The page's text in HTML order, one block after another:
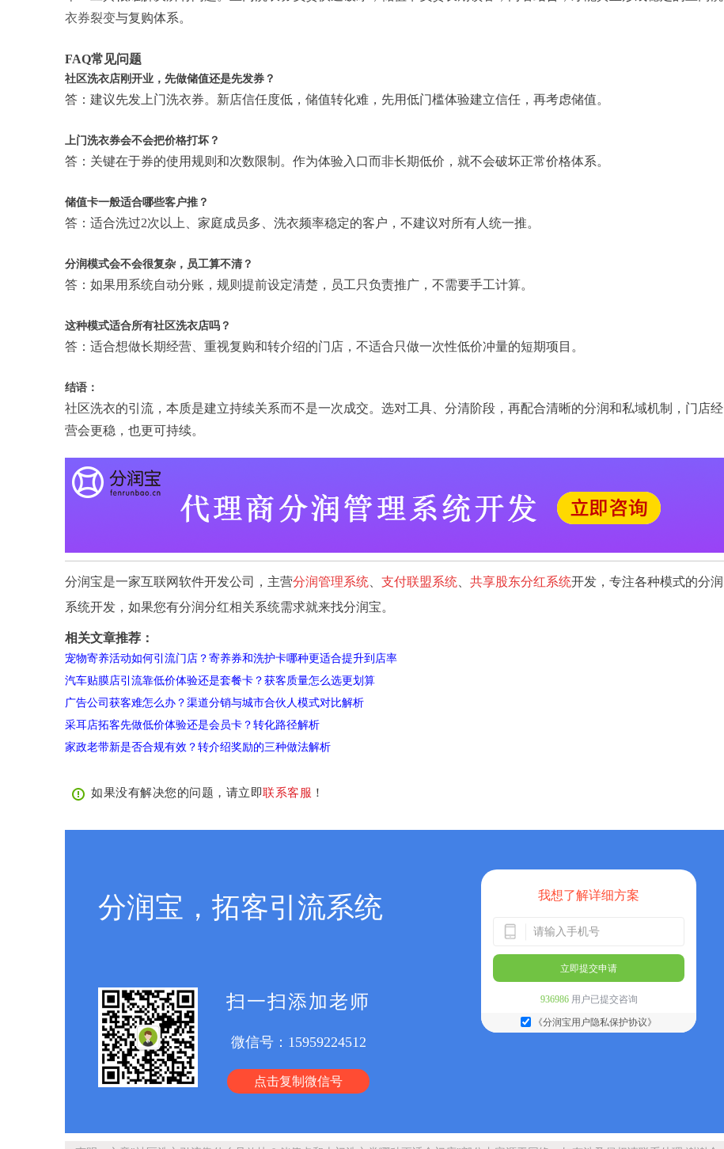
衣券裂变与复购体系。
FAQ常见问题
社区洗衣店刚开业，先做储值还是先发券？
答：建议先发上门洗衣券。新店信任度低，储值转化难，先用低门槛体验建立信任，再考虑储值。
上门洗衣券会不会把价格打坏？
答：关键在于券的使用规则和次数限制。作为体验入口而非长期低价，就不会破坏正常价格体系。
储值卡一般适合哪些客户推？
答：适合洗过2次以上、家庭成员多、洗衣频率稳定的客户，不建议对所有人统一推。
分润模式会不会很复杂，员工算不清？
答：如果用系统自动分账，规则提前设定清楚，员工只负责推广，不需要手工计算。
这种模式适合所有社区洗衣店吗？
答：适合想做长期经营、重视复购和转介绍的门店，不适合只做一次性低价冲量的短期项目。
结语：
社区洗衣的引流，本质是建立持续关系而不是一次成交。选对工具、分清阶段，再配合清晰的分润和私域机制，门店经
营会更稳，也更可持续。
分润宝是一家互联网软件开发公司，主营分润管理系统 支付联盟系统 共享股东分红系统开发，专注各种模式的分润
系统开发，如果您有分润分红相关系统需求就来找分润宝。
相关文章推荐：
宠物寄养活动如何引流门店？寄养券和洗护卡哪种更适合提升到店率
汽车贴膜店引流靠低价体验还是套餐卡？获客质量怎么选更划算
广告公司获客难怎么办？渠道分销与城市合伙人模式对比解析
采耳店拓客先做低价体验还是会员卡？转化路径解析
家政老带新是否合规有效？转介绍奖励的三种做法解析
如果没有解决您的问题，请立即联系客服 ！
分润宝，拓客引流系统
扫一扫添加老师
微信号： 15959224512
点击复制微信号
我想了解详细方案
立即提交申请
936986用户已提交咨询
《分润宝用户隐私保护协议》